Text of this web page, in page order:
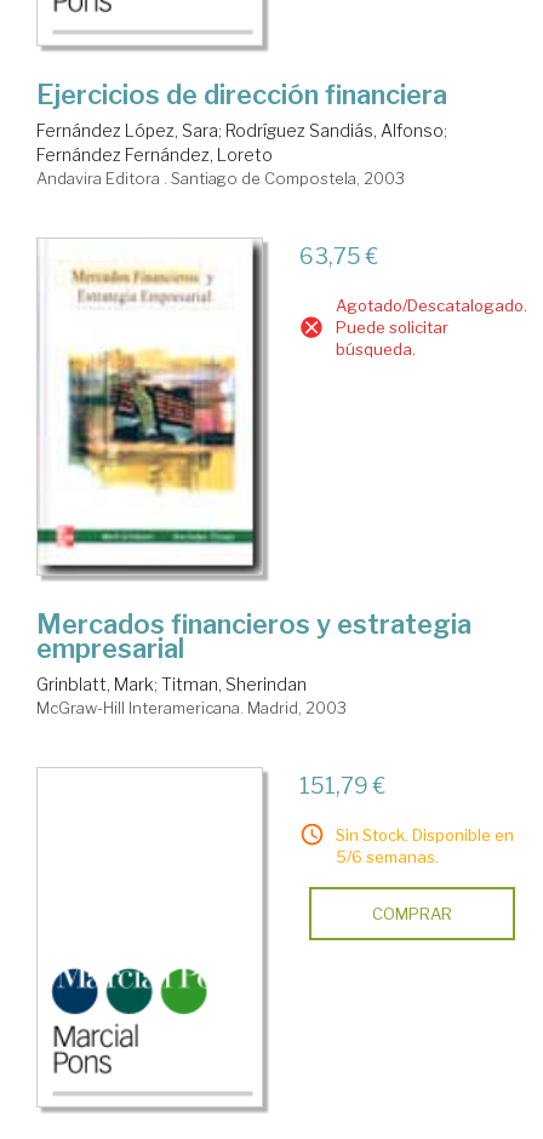
Ejercicios de dirección financiera
Fernández López, Sara; Rodríguez Sandiás, Alfonso;
Fernández Fernández, Loreto
Andavira Editora . Santiago de Compostela, 2003
63,75 €
Agotado/Descatalogado.
Puede solicitar
búsqueda.
Mercados financieros y estrategia
empresarial
Grinblatt, Mark; Titman, Sherindan
McGraw-Hill Interamericana. Madrid, 2003
151,79 €
Sin Stock. Disponible en
5/6 semanas.
COMPRAR